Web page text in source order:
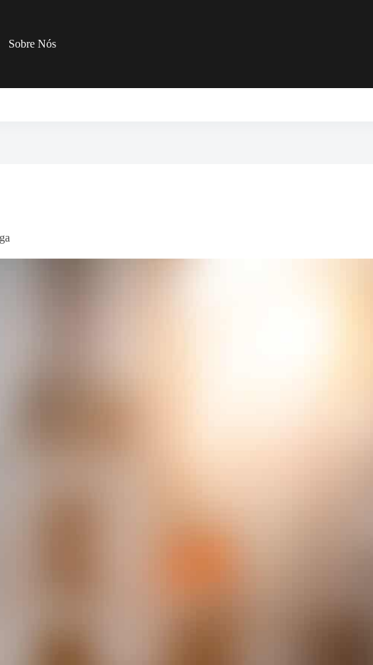
Sobre Nós